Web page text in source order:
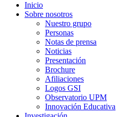
Inicio
Sobre nosotros
Nuestro grupo
Personas
Notas de prensa
Noticias
Presentación
Brochure
Afiliaciones
Logos GSI
Observatorio UPM
Innovación Educativa